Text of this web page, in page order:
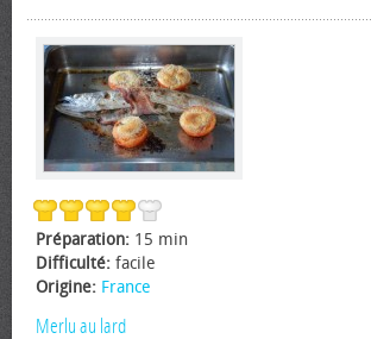
Préparation: 15 min
Difficulté: facile
Origine: France
Merlu au lard